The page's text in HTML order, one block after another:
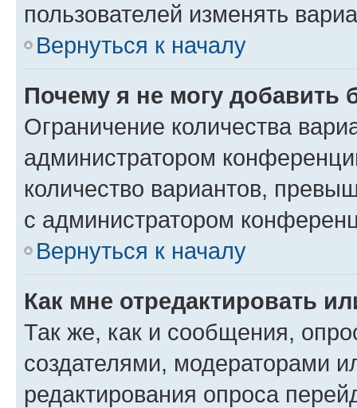
пользователей изменять
Вернуться к началу
Почему я не могу добавить
Ограничение количества
администратором
количество вариантов,
с администратором
Вернуться к началу
Как мне отредактировать
Так же, как и сообщения,
создателями, модераторами
редактирования опроса